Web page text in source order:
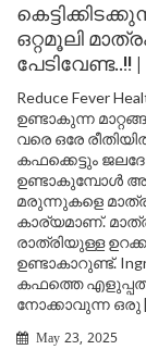
ഒറ്റമൂലി
പേടിവേണ്ട..!! |
Reduce Fever
ഉണ്ടാകുന്ന
വരെ ഒരേ
കഫക്കെട്ടും
ഉണ്ടാകുമ്പോൾ
മരുന്നുകളെ
കാര്യമാണ്.
രാത്രിയുള്ള
ഉണ്ടാകാറുണ്ട്.
കഫത്തെ
നോക്കാവുന്ന ഒരു
May 23, 2025